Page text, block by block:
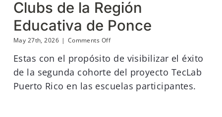
Clubs de la Región
Educativa de Ponce
May 27th, 2026 | Comments Offon
de
a
TecLab
Estas con el propósito de visibilizar el éxito
de la segunda cohorte del proyecto TecLab
Puerto Rico en las escuelas participantes.